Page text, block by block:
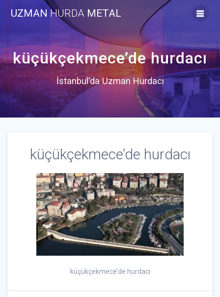
to
UZMAN HURDA METAL
küçükçekmece’de hurdacı
İstanbul'da Uzman Hurdacı
küçükçekmece’de hurdacı
küçükçekmece’de hurdacı